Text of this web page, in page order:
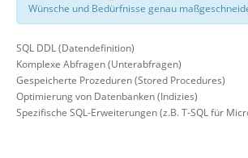
Wünsche und Bedürfnisse genau
SQL DDL (Datendefinition)
Komplexe Abfragen (Unterabfragen)
Gespeicherte Prozeduren (Stored Procedures)
Optimierung von Datenbanken (Indizies)
Spezifische SQL-Erweiterungen (z.B. T-SQL für